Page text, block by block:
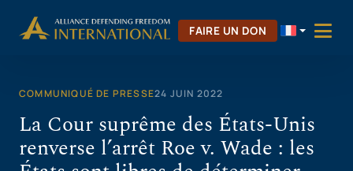
FAIRE UN DON
COMMUNIQUÉ DE PRESSE24 JUIN 2022
La Cour suprême des États-Unis
renverse l’arrêt Roe v. Wade : les